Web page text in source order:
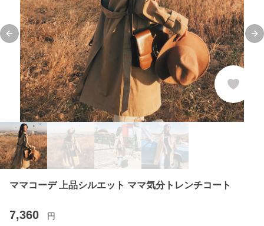
Previous slide
ママコーデ 上品シルエット ママ気分トレンチコート
7,360 円